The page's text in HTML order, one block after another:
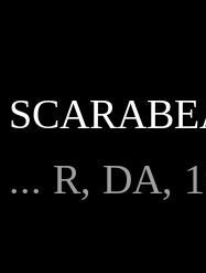
... R, DA,